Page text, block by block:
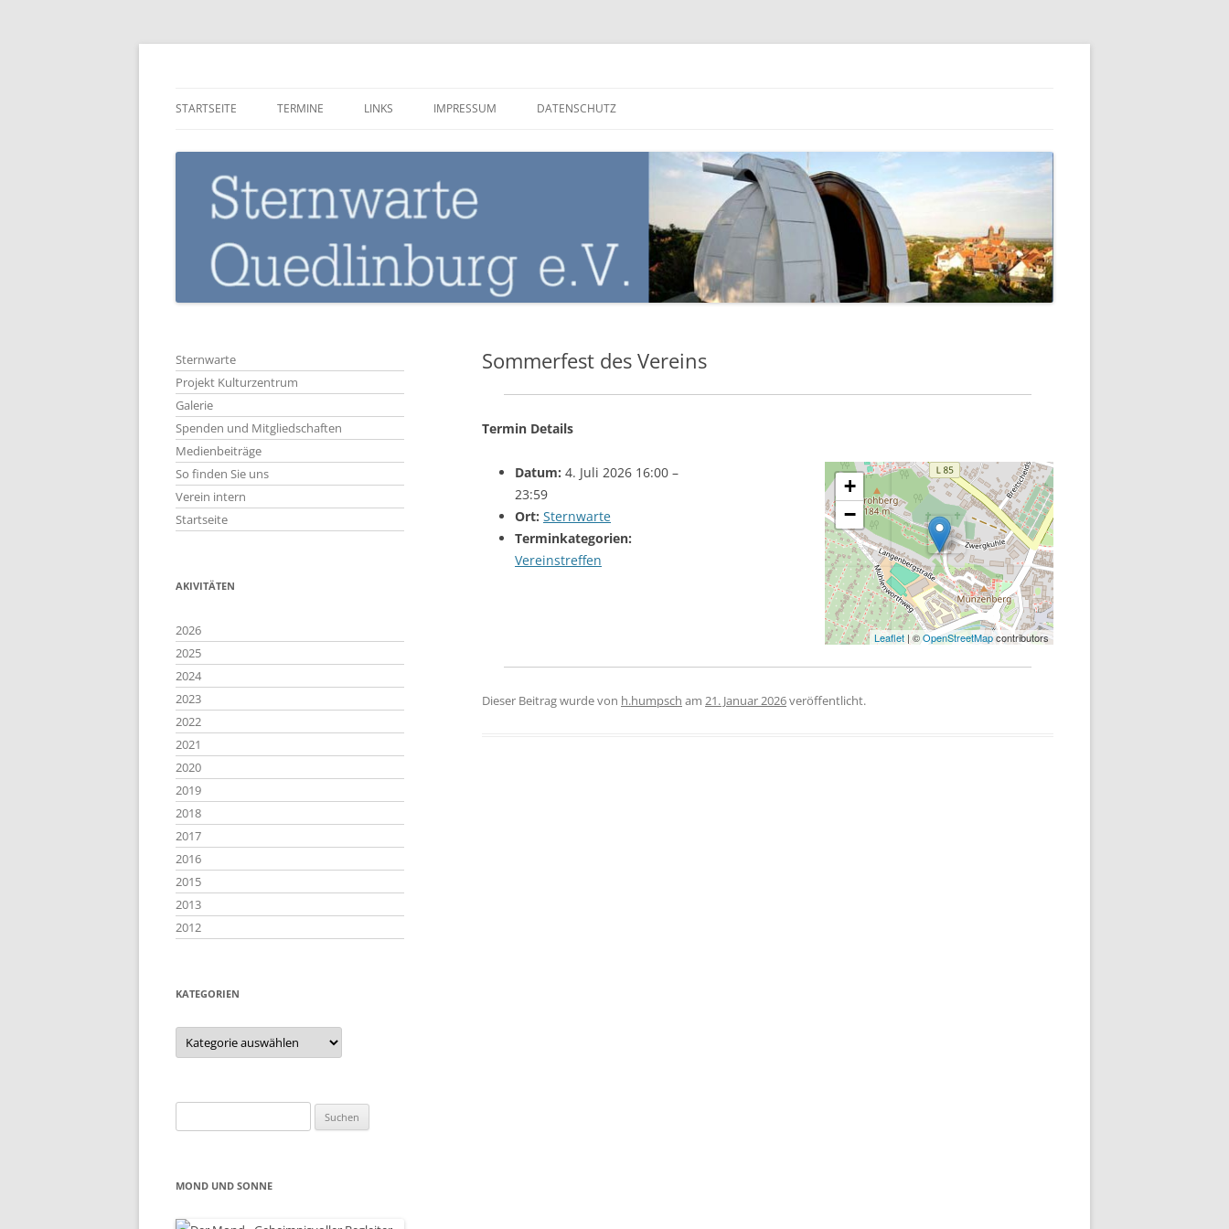
Zum
STARTSEITE TERMINE LINKS IMPRESSUM DATENSCHUTZ
Sommerfest des Vereins
Termin Details
Datum: 4. Juli 2026 16:00 –
23:59
Ort: Sternwarte
Terminkategorien:
Vereinstreffen
+
−
Leaflet | ©OpenStreetMapcontributors
Dieser Beitrag wurdevon h.humpsch am 21. Januar 2026veröffentlicht.
Sternwarte
Projekt Kulturzentrum
Galerie
Spenden und Mitgliedschaften
Medienbeiträge
So finden Sie uns
Verein intern
Startseite
AKIVITÄTEN
2026
2025
2024
2023
2022
2021
2020
2019
2018
2017
2016
2015
2013
2012
KATEGORIEN
Kategorien
nach:
MOND UND SONNE